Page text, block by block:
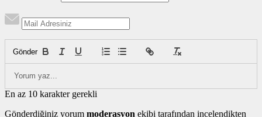
Gönder
En az 10 karakter gerekli
Gönderdiğiniz yorum moderasyon ekibi tarafından incelendikten